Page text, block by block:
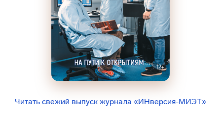
Читать свежий выпуск журнала «ИНверсия-МИЭТ»